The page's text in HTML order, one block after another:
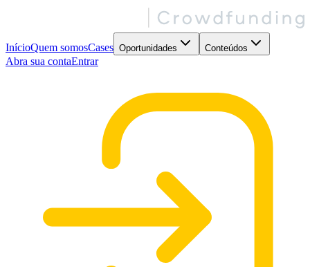
InícioQuem somosCases Oportunidades Conteúdos
Abra sua contaEntrar